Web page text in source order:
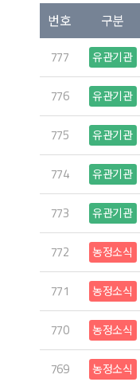
번호 구분
777 유관기관
776 유관기관
775 유관기관
774 유관기관
773 유관기관
772 농정소식
771 농정소식
770 농정소식
769 농정소식